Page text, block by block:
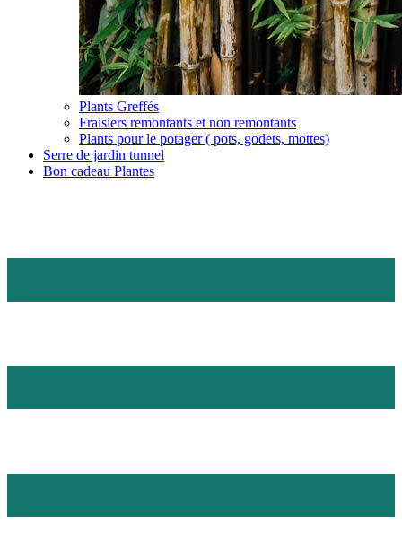
Plants Greffés
Fraisiers remontants et non remontants
Plants pour le potager ( pots, godets, mottes)
Serre de jardin tunnel
Bon cadeau Plantes